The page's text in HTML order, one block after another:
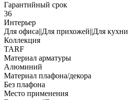
Гарантийный срок
36
Интерьер
Для офиса||Для прихожей||Для кухни
Коллекция
TARF
Материал арматуры
Алюминий
Материал плафона/декора
Без плафона
Место применения